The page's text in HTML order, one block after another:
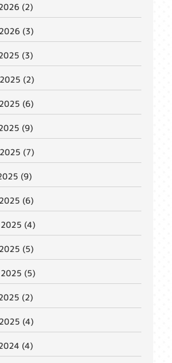
(2)
(3)
(3)
(2)
(6)
(9)
(7)
(9)
(6)
2025 (4)
(5)
(5)
(2)
(4)
(4)